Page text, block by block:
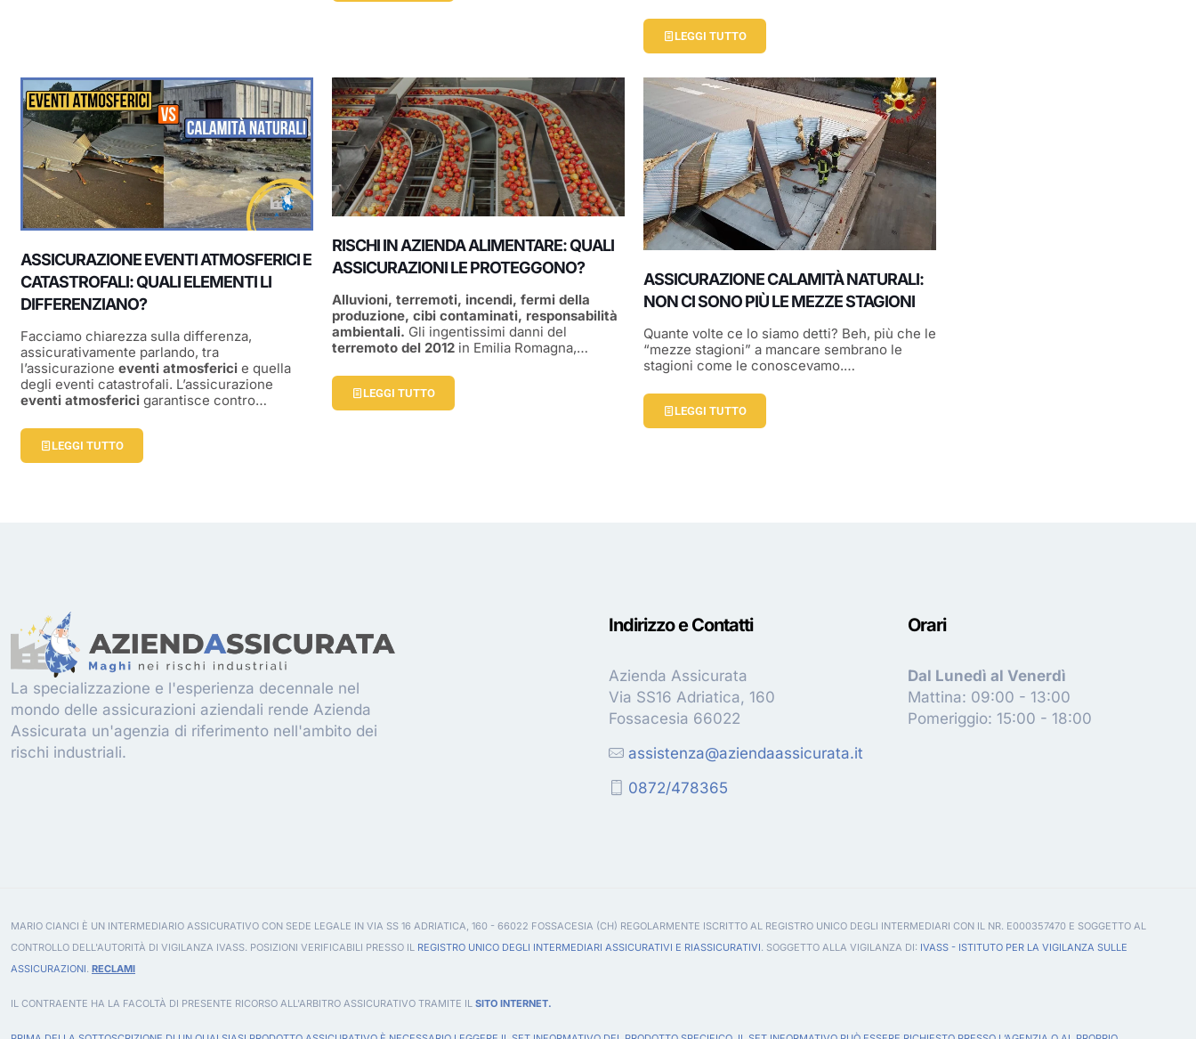
LEGGI TUTTO
ASSICURAZIONE EVENTI ATMOSFERICI E
CATASTROFALI: QUALI ELEMENTI LI
DIFFERENZIANO?
Facciamo chiarezza sulla differenza,
assicurativamente parlando, tra
l’assicurazione eventi atmosfericie quella
degli eventi catastrofali. L’assicurazione
eventi atmosfericigarantisce contro…
LEGGI TUTTO
RISCHI IN AZIENDA ALIMENTARE: QUALI
ASSICURAZIONI LE PROTEGGONO?
Alluvioni, terremoti, incendi, fermi della
produzione, cibi contaminati, responsabilità
ambientali. Gli ingentissimi danni del
terremoto del 2012in Emilia Romagna,…
LEGGI TUTTO
ASSICURAZIONE CALAMITÀ NATURALI:
NON CI SONO PIÙ LE MEZZE STAGIONI
Quante volte ce lo siamo detti? Beh, più che le
“mezze stagioni” a mancare sembrano le
stagioni come le conoscevamo.…
LEGGI TUTTO
La specializzazione e l'esperienza decennale nel
mondo delle assicurazioni aziendali rende Azienda
Assicurata un'agenzia di riferimento nell'ambito dei
rischi industriali.
Indirizzo e Contatti
Azienda Assicurata
Via SS16 Adriatica, 160
Fossacesia 66022
assistenza@aziendaassicurata.it
0872/478365
Orari
Dal Lunedì al Venerdì
Mattina: 09:00 - 13:00
Pomeriggio: 15:00 - 18:00
MARIO CIANCI È UN INTERMEDIARIO ASSICURATIVO CON SEDE LEGALE IN VIA SS 16 ADRIATICA, 160 - 66022 FOSSACESIA (CH) REGOLARMENTE ISCRITTO AL REGISTRO UNICO DEGLI INTERMEDIARI CON IL NR. E000357470 E SOGGETTO AL
CONTROLLO DELL'AUTORITÀ DI VIGILANZA IVASS. POSIZIONI VERIFICABILI PRESSO IL REGISTRO UNICO DEGLI INTERMEDIARI ASSICURATIVI E RIASSICURATIVI. SOGGETTO ALLA VIGILANZA DI: IVASS - ISTITUTO PER LA VIGILANZA SULLE
ASSICURAZIONI. RECLAMI
IL CONTRAENTE HA LA FACOLTÀ DI PRESENTE RICORSO ALL'ARBITRO ASSICURATIVO TRAMITE IL SITO INTERNET.